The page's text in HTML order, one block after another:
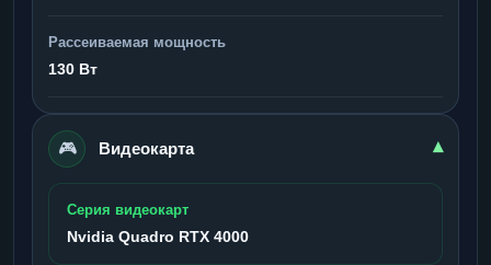
Рассеиваемая мощность
130 Вт
🎮 Видеокарта ▾
Серия видеокарт
Nvidia Quadro RTX 4000